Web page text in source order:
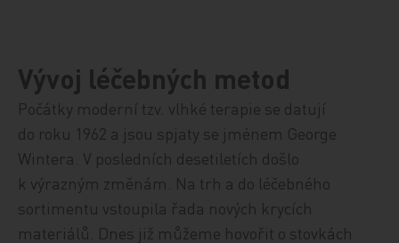
Vývoj léčebných metod
Počátky moderní tzv. vlhké terapie se datují
do roku 1962 a jsou spjaty se jménem George
Wintera. V posledních desetiletích došlo
k výrazným změnám. Na trh a do léčebného
sortimentu vstoupila řada nových krycích
materiálů. Dnes již můžeme hovořit o stovkách